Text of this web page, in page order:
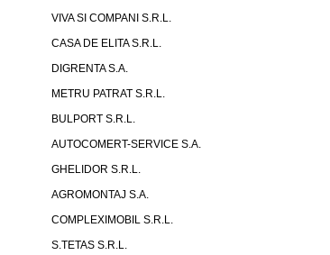
VIVA SI COMPANI S.R.L.
CASA DE ELITA S.R.L.
DIGRENTA S.A.
METRU PATRAT S.R.L.
BULPORT S.R.L.
AUTOCOMERT-SERVICE S.A.
GHELIDOR S.R.L.
AGROMONTAJ S.A.
COMPLEXIMOBIL S.R.L.
S.TETAS S.R.L.